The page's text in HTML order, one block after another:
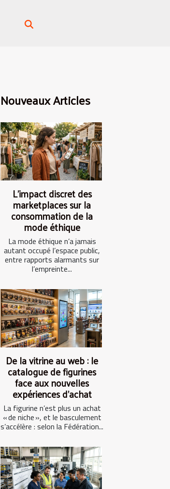
Nouveaux Articles
L’impact discret des
marketplaces sur la
consommation de la
mode éthique
La mode éthique n’a jamais
autant occupé l’espace public,
entre rapports alarmants sur
l’empreinte...
De la vitrine au web : le
catalogue de figurines
face aux nouvelles
expériences d’achat
La figurine n’est plus un achat
« de niche », et le basculement
s’accélère : selon la Fédération...